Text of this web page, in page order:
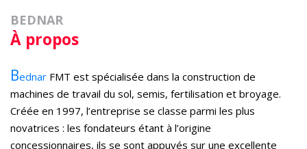
BEDNAR
À propos
Bednar FMT est spécialisée dans la construction de
machines de travail du sol, semis, fertilisation et broyage.
Créée en 1997, l’entreprise se classe parmi les plus
novatrices : les fondateurs étant à l’origine
concessionnaires, ils se sont appuyés sur une excellente